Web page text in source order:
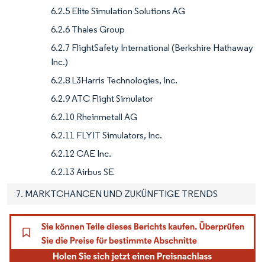
6.2.5 Elite Simulation Solutions AG
6.2.6 Thales Group
6.2.7 FlightSafety International (Berkshire Hathaway
Inc.)
6.2.8 L3Harris Technologies, Inc.
6.2.9 ATC Flight Simulator
6.2.10 Rheinmetall AG
6.2.11 FLYIT Simulators, Inc.
6.2.12 CAE Inc.
6.2.13 Airbus SE
7. MARKTCHANCEN UND ZUKÜNFTIGE TRENDS